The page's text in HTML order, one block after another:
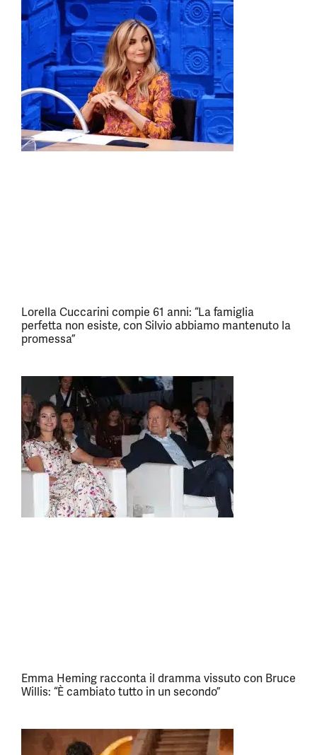
Lorella Cuccarini compie 61 anni: “La famiglia
perfetta non esiste, con Silvio abbiamo mantenuto la
promessa”
Emma Heming racconta il dramma vissuto con Bruce
Willis: “È cambiato tutto in un secondo”